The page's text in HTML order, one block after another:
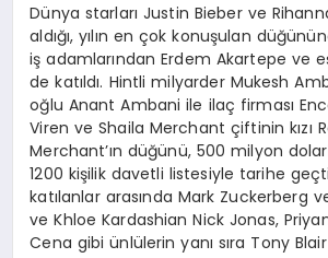
Dünya starları Justin Bieber ve
aldığı, yılın en çok konuşulan
iş adamlarından Erdem Akartepe ve
de katıldı. Hintli milyarder Mukesh
oğlu Anant Ambani ile ilaç firması
Viren ve Shaila Merchant çiftinin kızı
Merchant’ın düğünü, 500 milyon
1200 kişilik davetli listesiyle tarihe
katılanlar arasında Mark Zuckerberg
ve Khloe Kardashian Nick Jonas,
Cena gibi ünlülerin yanı sıra Tony